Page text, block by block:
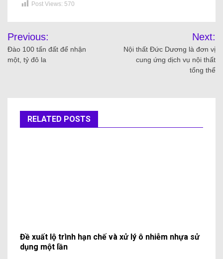
Post Views: 570
Previous:
Đào 100 tấn đất để nhận
một, tỷ đô la
Next:
Nội thất Đức Dương là đơn vị
cung ứng dịch vụ nội thất
tổng thể
RELATED POSTS
Đề xuất lộ trình hạn chế và xử lý ô nhiễm nhựa sử
dụng một lần